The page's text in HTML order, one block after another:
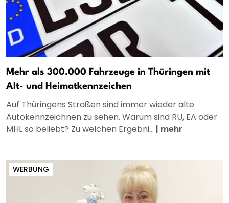
Mehr als 300.000 Fahrzeuge in Thüringen mit
Alt- und Heimatkennzeichen
Auf Thüringens Straßen sind immer wieder alte
Autokennzeichnen zu sehen. Warum sind RU, EA oder
MHL so beliebt? Zu welchen Ergebni... | mehr
WERBUNG